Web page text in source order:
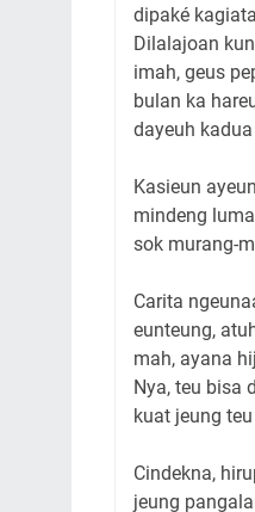
dipaké
Dilalajoan
imah, geus
bulan ka
dayeuh
Kasieun
mindeng
sok murang-
Carita
eunteung,
mah, ayana
Nya, teu bisa
kuat jeung
Cindekna,
jeung